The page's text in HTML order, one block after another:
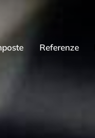
Referenze